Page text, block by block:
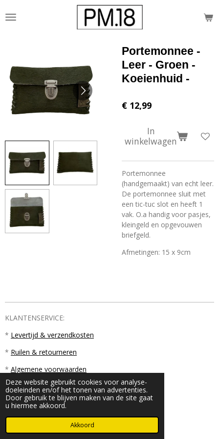
Deze website gebruikt cookies voor analyse-
doeleinden en/of het tonen van advertenties.
Door gebruik te blijven maken van de site gaat
u hiermee akkoord.
Akkoord
direct
Portemonnee -
Leer - Groen -
Koeienhuid -
€ 12,99
In
winkelwagen
Portemonnee
(handgemaakt) van echt leer.
De portemonnee sluit met
een tic-tuc slot en heeft 1
vak. O.a handig voor pasjes,
kleingeld en opgevouwen
briefgeld.
Afmetingen: 15 x 9cm
KLANTENSERVICE:
* Levertijd & verzendkosten
* Ruilen & retourneren
* Algemene voorwaarden